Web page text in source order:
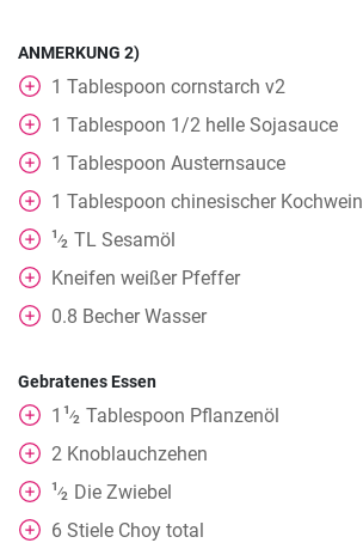
ANMERKUNG 2)
1 Tablespoon cornstarch v2
1 Tablespoon 1/2 helle Sojasauce
1 Tablespoon Austernsauce
1 Tablespoon chinesischer Kochwein
1⁄2 TL Sesamöl
Kneifen weißer Pfeffer
0.8 Becher Wasser
Gebratenes Essen
1 1⁄2 Tablespoon Pflanzenöl
2 Knoblauchzehen
1⁄2
Die Zwiebel
6 Stiele Choy total